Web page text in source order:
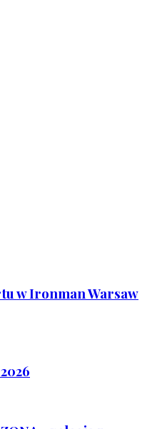
w Ironman Warsaw